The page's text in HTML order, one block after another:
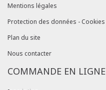
Mentions légales
Protection des données - Cookies
Plan du site
Nous contacter
COMMANDE EN LIGNE